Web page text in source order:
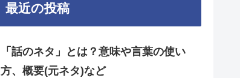
最近の投稿
「話のネタ」とは？意味や言葉の使い
方、概要(元ネタ)など